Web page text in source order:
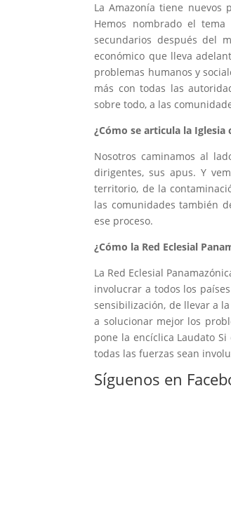
La Amazonía tiene nuevos
Hemos nombrado el
secundarios después del
económico que lleva
problemas humanos y
más con todas las
sobre todo, a las
¿Cómo se articula la
Nosotros caminamos al
dirigentes, sus apus. Y
territorio, de la
las comunidades también
ese proceso.
¿Cómo la Red Eclesial
La Red Eclesial
involucrar a todos los
sensibilización, de llevar a
a solucionar mejor los
pone la encíclica Laudato
todas las fuerzas sean
Síguenos en